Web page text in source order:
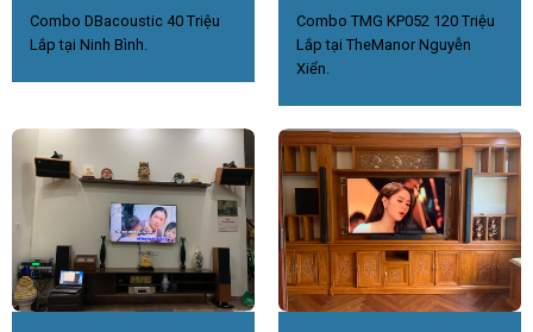
Combo DBacoustic 40 Triệu
Lắp tại Ninh Bình.
Combo TMG KP052 120 Triệu
Lắp tại TheManor Nguyễn
Xiển.